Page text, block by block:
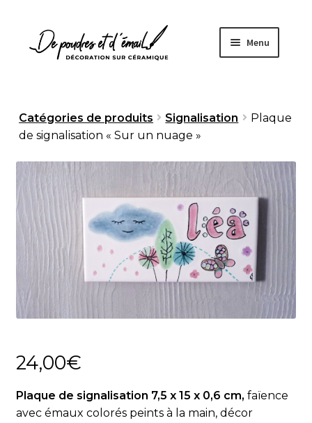
contenu
Menu
Boutique
menu
enfant
À propos
Fabrication artisanale
Sur mesure
Catégories de produits Signalisation
Plaque
de signalisation « Sur un nuage »
24,00€
Plaque de signalisation 7,5 x 15 x 0,6 cm, faïence
avec émaux colorés peints à la main, décor